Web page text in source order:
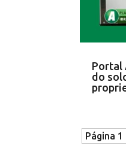
Portal
do
Página 1